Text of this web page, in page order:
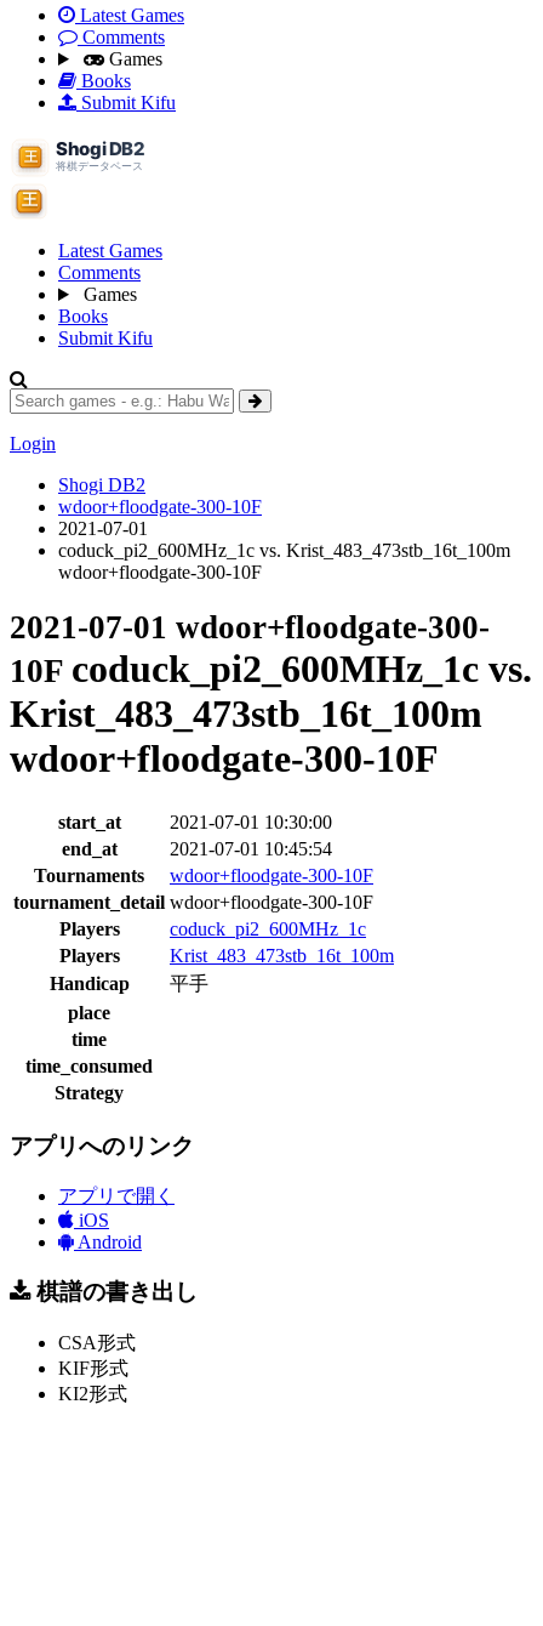
Latest Games
Comments
Games
Books
Submit Kifu
Latest Games
Comments
Games
Books
Submit Kifu
Login
Shogi DB2
wdoor+floodgate-300-10F
2021-07-01
coduck_pi2_600MHz_1c vs. Krist_483_473stb_16t_100m
wdoor+floodgate-300-10F
2021-07-01 wdoor+floodgate-300-
10F coduck_pi2_600MHz_1c vs.
Krist_483_473stb_16t_100m
wdoor+floodgate-300-10F
start_at
2021-07-01 10:30:00
end_at
2021-07-01 10:45:54
Tournaments
wdoor+floodgate-300-10F
tournament_detail wdoor+floodgate-300-10F
Players
coduck_pi2_600MHz_1c
Players
Krist_483_473stb_16t_100m
Handicap
平手
place
time
time_consumed
Strategy
アプリへのリンク
アプリで開く
iOS
Android
棋譜の書き出し
CSA形式
KIF形式
KI2形式